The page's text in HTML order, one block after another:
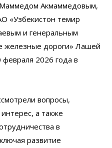
Маммедом Акмаммедовым,
«Узбекистон темир
и генеральным
железные дороги» Лашей
2026 года в
вопросы,
а также
в
развитие